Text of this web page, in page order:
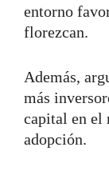
entorno
florezcan.
Además,
más
capital en el
adopción.